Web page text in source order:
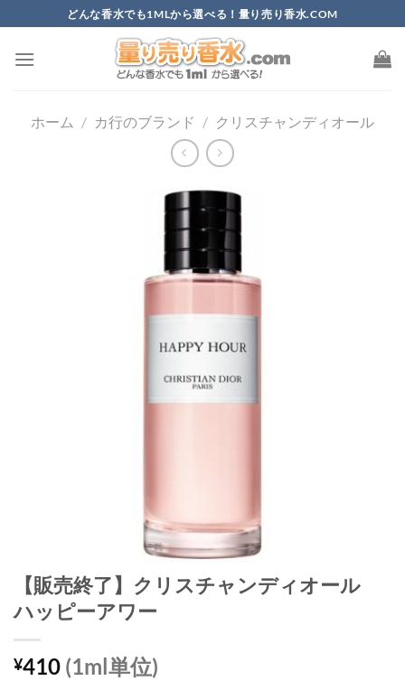
to
content
どんな香水でも1MLから選べる！量り売り香水.COM
ホーム / カ行のブランド / クリスチャンディオール
【販売終了】クリスチャンディオール
ハッピーアワー
¥410 (1ml単位)